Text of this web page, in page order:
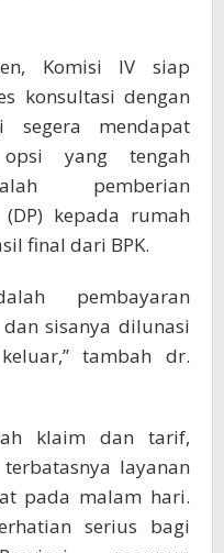
Komisi IV siap
konsultasi dengan
segera mendapat
yang tengah
pemberian
kepada rumah
final dari BPK.
pembayaran
sisanya dilunasi
tambah dr.
klaim dan tarif,
layanan
pada malam hari.
serius bagi